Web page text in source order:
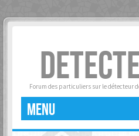
Forum des particuliers sur le détecteur
MENU